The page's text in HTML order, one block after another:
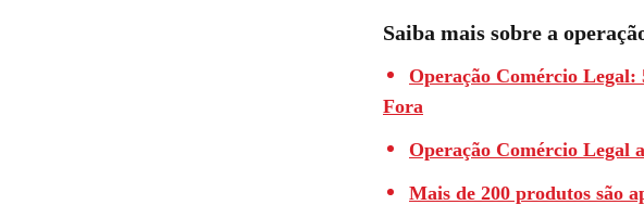
Saiba mais sobre a
Operação Comércio Legal:
Fora
Operação Comércio Legal
Mais de 200 produtos são